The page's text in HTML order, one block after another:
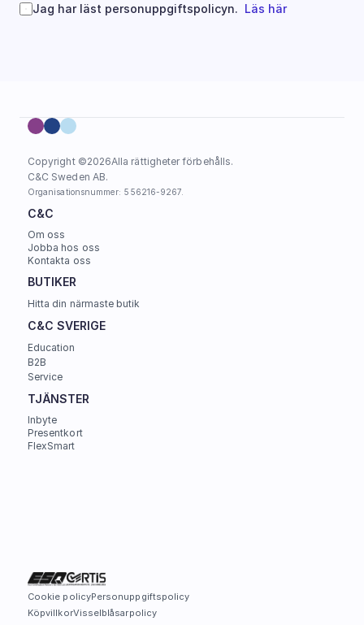
Jag har läst personuppgiftspolicyn. Läs här
Copyright ©2026Alla rättigheter förbehålls.
C&C Sweden AB.
Organisationsnummer: 556216-9267.
C&C
Om oss
Jobba hos oss
Kontakta oss
BUTIKER
Hitta din närmaste butik
C&C SVERIGE
Education
B2B
Service
TJÄNSTER
Inbyte
Presentkort
FlexSmart
Cookie policyPersonuppgiftspolicy
Visselblåsarpolicy
Köpvillkor